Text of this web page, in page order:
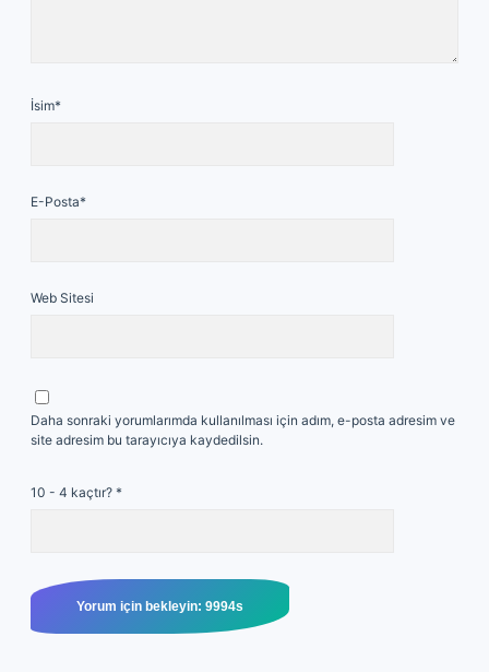
İsim*
E-Posta*
Web Sitesi
Daha sonraki yorumlarımda kullanılması için adım, e-posta adresim ve
site adresim bu tarayıcıya kaydedilsin.
10 - 4 kaçtır? *